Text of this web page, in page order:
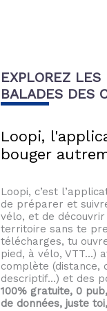
EXPLOREZ
BALADES DES
Loopi,
bouger
Loopi, c’est
de préparer et
vélo, et de
territoire sans te
télécharges, tu
pied, à vélo, VTT...)
complète (distance,
descriptif...) et des
100% gratuite, 0
de données, juste